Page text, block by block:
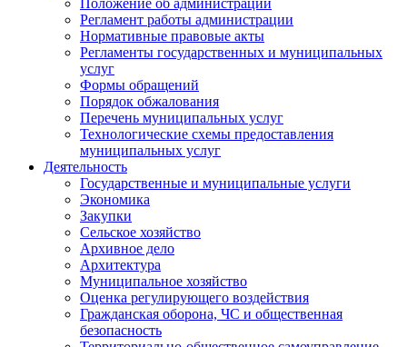
Регламент работы администрации
Нормативные правовые акты
Регламенты государственных и муниципальных
услуг
Формы обращений
Порядок обжалования
Перечень муниципальных услуг
Технологические схемы предоставления
муниципальных услуг
Деятельность
Государственные и муниципальные услуги
Экономика
Закупки
Сельское хозяйство
Архивное дело
Архитектура
Муниципальное хозяйство
Оценка регулирующего воздействия
Гражданская оборона, ЧС и общественная
безопасность